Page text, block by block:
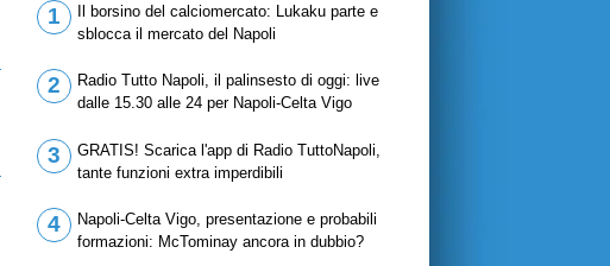
1
Il borsino del calciomercato: Lukaku parte e
sblocca il mercato del Napoli
2
Radio Tutto Napoli, il palinsesto di oggi: live
dalle 15.30 alle 24 per Napoli-Celta Vigo
3
GRATIS! Scarica l'app di Radio TuttoNapoli,
tante funzioni extra imperdibili
4
Napoli-Celta Vigo, presentazione e probabili
formazioni: McTominay ancora in dubbio?